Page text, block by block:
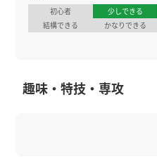
初心者 少しできる
結構できる
かなりできる
趣味・特技・専攻